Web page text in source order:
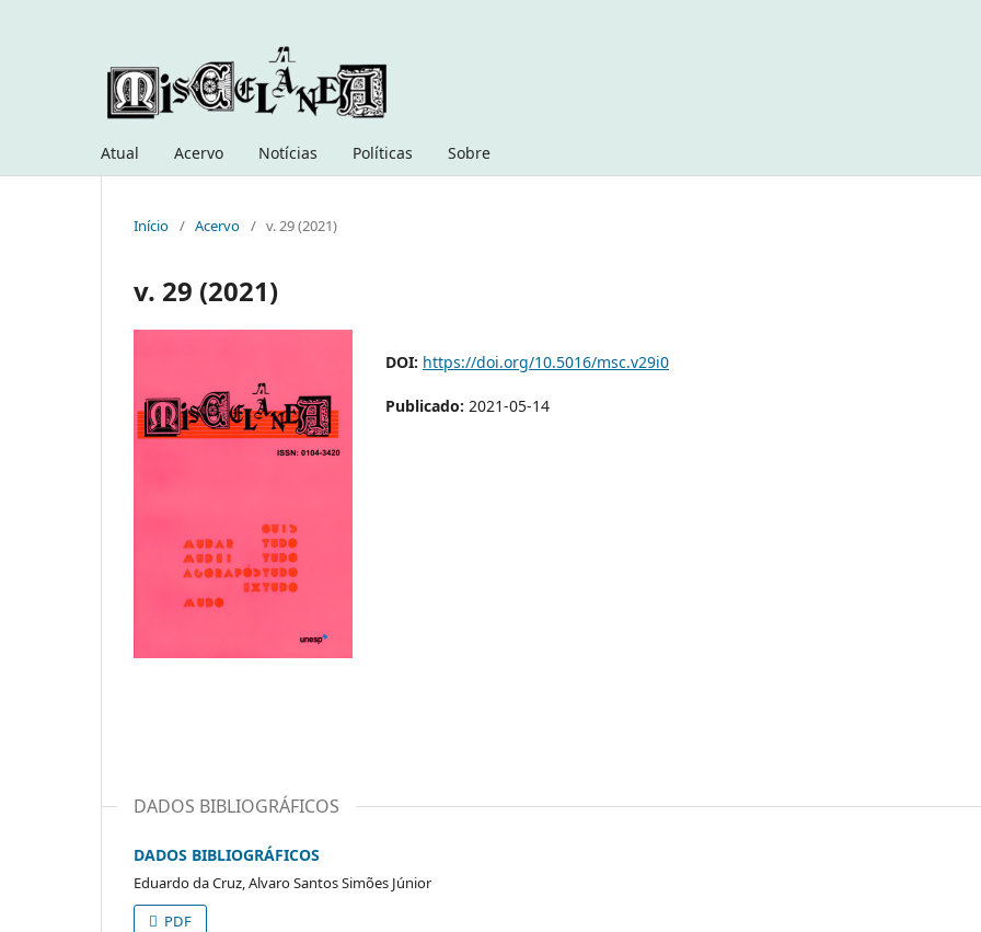
Atual Acervo Notícias Políticas Sobre
Início / Acervo / v. 29 (2021)
v. 29 (2021)
DOI: https://doi.org/10.5016/msc.v29i0
Publicado: 2021-05-14
DADOS BIBLIOGRÁFICOS
DADOS BIBLIOGRÁFICOS
Eduardo da Cruz, Alvaro Santos Simões Júnior
PDF